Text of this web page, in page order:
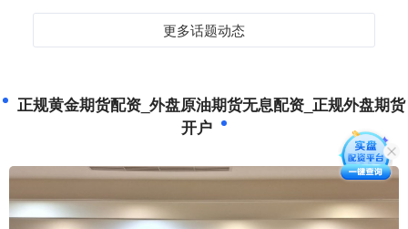
更多话题动态
正规黄金期货配资_外盘原油期货无息配资_正规外盘期货
开户